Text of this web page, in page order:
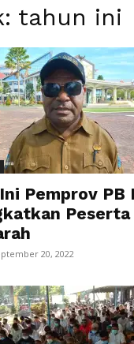
tahun ini
Pemprov PB
Peserta
20, 2022